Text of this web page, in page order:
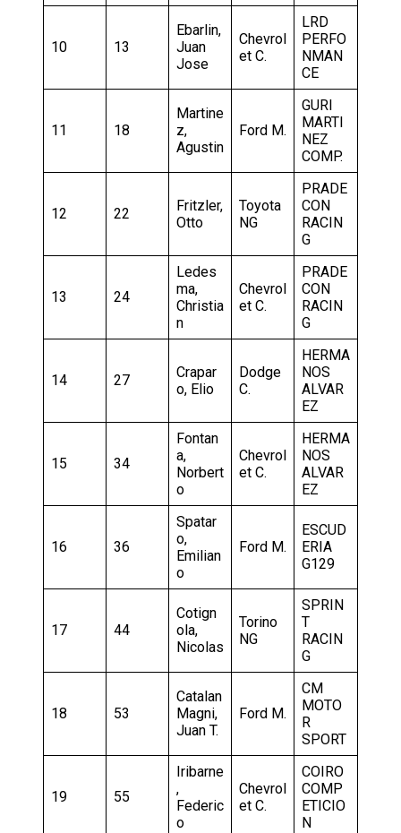
10 13
Ebarlin,
Juan
Jose
Chevrol
et C.
LRD
PERFO
NMAN
CE
11 18
Martine
z,
Agustin
Ford M.
GURI
MARTI
NEZ
COMP.
12 22
Fritzler,
Otto
Toyota
NG
PRADE
CON
RACIN
G
13 24
Ledes
ma,
Christia
n
Chevrol
et C.
PRADE
CON
RACIN
G
14 27
Crapar
o, Elio
Dodge
C.
HERMA
NOS
ALVAR
EZ
15 34
Fontan
a,
Norbert
o
Chevrol
et C.
HERMA
NOS
ALVAR
EZ
16 36
Spatar
o,
Emilian
o
Ford M.
ESCUD
ERIA
G129
17 44
Cotign
ola,
Nicolas
Torino
NG
SPRIN
T
RACIN
G
18 53
Catalan
Magni,
Juan T.
Ford M.
CM
MOTO
R
SPORT
19 55
Iribarne
,
Federic
o
Chevrol
et C.
COIRO
COMP
ETICIO
N